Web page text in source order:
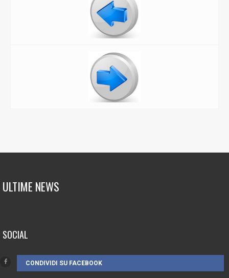
ULTIME NEWS
SOCIAL
CONDIVIDI SU FACEBOOK